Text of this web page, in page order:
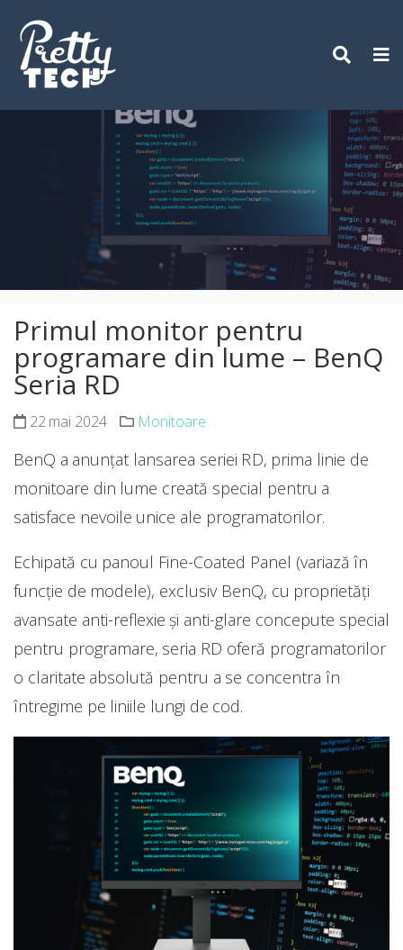
content
Primul monitor pentru
programare din lume – BenQ
Seria RD
22 mai 2024 Monitoare
BenQ a anunțat lansarea seriei RD, prima linie de
monitoare din lume creată special pentru a
satisface nevoile unice ale programatorilor.
Echipată cu panoul Fine-Coated Panel (variază în
funcție de modele), exclusiv BenQ, cu proprietăți
avansate anti-reflexie și anti-glare concepute special
pentru programare, seria RD oferă programatorilor
o claritate absolută pentru a se concentra în
întregime pe liniile lungi de cod.